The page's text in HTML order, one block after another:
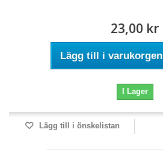
23,00 kr
Lägg till i varukorgen
I Lager
Lägg till i önskelistan